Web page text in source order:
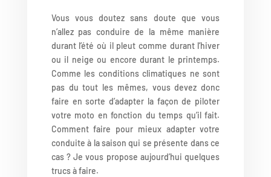
Vous vous doutez sans doute que vous
n’allez pas conduire de la même manière
durant l’été où il pleut comme durant l’hiver
ou il neige ou encore durant le printemps.
Comme les conditions climatiques ne sont
pas du tout les mêmes, vous devez donc
faire en sorte d’adapter la façon de piloter
votre moto en fonction du temps qu’il fait.
Comment faire pour mieux adapter votre
conduite à la saison qui se présente dans ce
cas ? Je vous propose aujourd’hui quelques
trucs à faire.